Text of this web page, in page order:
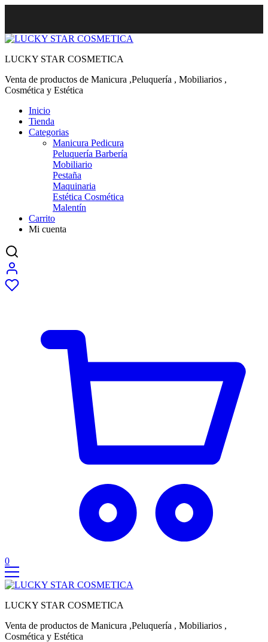
LUCKY STAR COSMETICA
Venta de productos de Manicura ,Peluquería , Mobiliarios ,
Cosmética y Estética
Inicio
Tienda
Categorias
Manicura Pedicura
Peluquería Barbería
Mobiliario
Pestaña
Maquinaria
Estética Cosmética
Malentín
Carrito
Mi cuenta
0
LUCKY STAR COSMETICA
Venta de productos de Manicura ,Peluquería , Mobiliarios ,
Cosmética y Estética